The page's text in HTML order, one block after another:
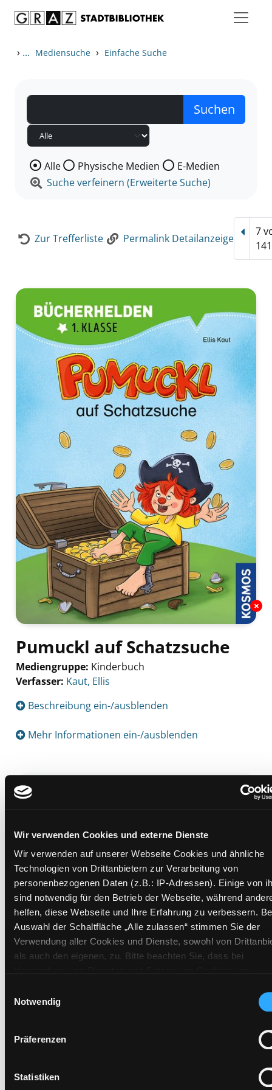
Wir verwenden Cookies und externe Dienste
Wir verwenden auf unserer Webseite Cookies und ähnliche
Technologien von Drittanbietern zur Verarbeitung von
personenbezogenen Daten (z.B.: IP-Adressen). Einige von
sind notwendig für den Betrieb der Webseite, während
helfen, diese Webseite und Ihre Erfahrung zu verbessern.
Auswahl der Schaltfläche „Alle zulassen“ stimmen Sie der
Verwendung aller Cookies und Dienste, sowohl von
als auch den eigenen, zu. Bitte beachten Sie, dass bei
(Länder außerhalb des EWR ohne adäquates
stattfinden kann. In diesem Zusammenhang können aktuell
Risiken für Betroffene nicht vollständig ausgeschlossen
Eine Verarbeitung durch solche Cookies oder Dienste erfolgt
oder auf die Schaltfläche „Alle zulassen“ klicken. Unter dem
Notwendig
Präferenzen
Statistiken
› ... Mediensuche › Einfache Suche
Wählen Sie die Medienart nach der Sie suchen wollen.
Alle Physische Medien
E-Medien
Suche verfeinern (Erweiterte Suche)
Zur Trefferliste Permalink Detailanzeige
7
Pumuckl auf Schatzsuche
Mediengruppe: Kinderbuch
Verfasser: Suche nach diesem Verfasser
Kaut, Ellis
Beschreibung ein-/ausblenden
Mehr Informationen ein-/ausblenden
Exemplare
Signatur:JE.M KAU
Standort 2: Ausleihe
Status:Entliehen
Vorbestellungen:1
Mediengruppe: Kinderbuch
Frist:11.08.2026
Barcode: 2307SB00804
Standort 3:
Signatur: